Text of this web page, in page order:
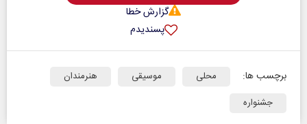
گزارش خطا
پسندیدم
برچسب ها: محلی موسیقی
هنرمندان
جشنواره‌